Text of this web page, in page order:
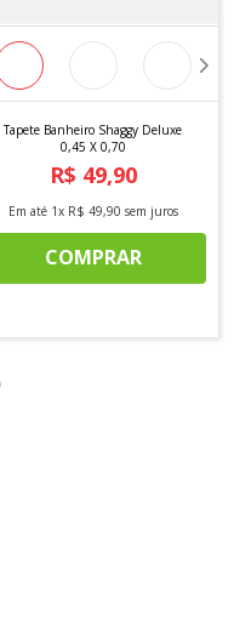
Tapete Banheiro Shaggy Deluxe
0,45 X 0,70
R$ 49,90
Em até 1x R$ 49,90 sem juros
COMPRAR